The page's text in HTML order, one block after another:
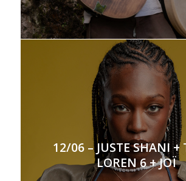
12/06 – JUSTE SHANI +
LOREN 6 + JOÏ